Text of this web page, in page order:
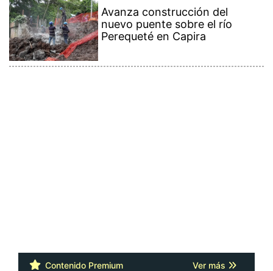
Avanza construcción del
nuevo puente sobre el río
Perequeté en Capira
Contenido Premium Ver más